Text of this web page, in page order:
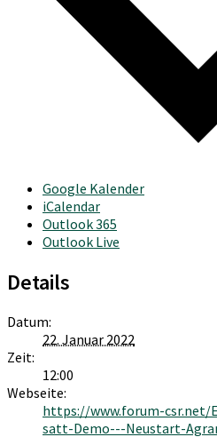
Google Kalender
iCalendar
Outlook 365
Outlook Live
Details
Datum:
22. Januar 2022
Zeit:
12:00
Webseite:
https://www.forum-csr.net/
satt-Demo---Neustart-